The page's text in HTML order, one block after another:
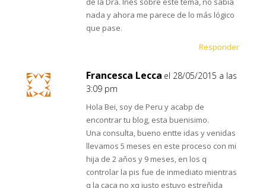
nada y ahora me parece de lo más lógico
que pase.
Responder
Francesca Lecca el 28/05/2015 a las
3:09 pm
Hola Bei, soy de Peru y acabp de
encontrar tu blog, esta buenisimo.
Una consulta, bueno entte idas y venidas
llevamos 5 meses en este proceso con mi
hija de 2 aňos y 9 meses, en los q
controlar la pis fue de inmediato mientras
q la caca no xq justo estuvo estreňida